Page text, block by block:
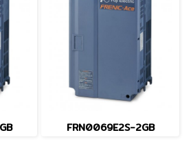
FRN0069E2S-2GB